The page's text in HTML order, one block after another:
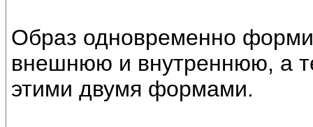
Образ одновременно
внешнюю и внутреннюю, а
этими двумя формами.